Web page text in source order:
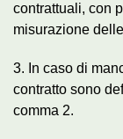
contrattuali, con
misurazione
3. In caso di
contratto sono
comma 2.